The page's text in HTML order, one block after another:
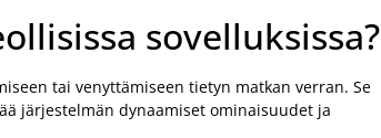
sovelluksissa?
tai venyttämiseen tietyn matkan verran. Se
järjestelmän dynaamiset ominaisuudet ja